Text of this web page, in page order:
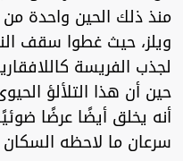
منذ ذلك الحين واحدة
ويلز، حيث غطوا سقف
لجذب الفريسة
حين أن هذا التلألؤ
أنه يخلق أيضًا عرضًا
سرعان ما لاحظه السكان